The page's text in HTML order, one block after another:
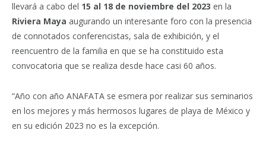
llevará a cabo del 15 al 18 de noviembre del 2023 en la
Riviera Maya augurando un interesante foro con la presencia
de connotados conferencistas, sala de exhibición, y el
reencuentro de la familia en que se ha constituido esta
convocatoria que se realiza desde hace casi 60 años.
“Año con año ANAFATA se esmera por realizar sus seminarios
en los mejores y más hermosos lugares de playa de México y
en su edición 2023 no es la excepción.